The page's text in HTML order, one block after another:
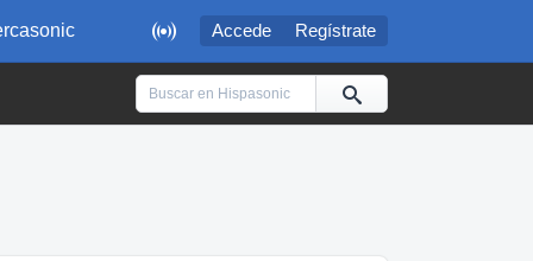
 Accede Regístrate